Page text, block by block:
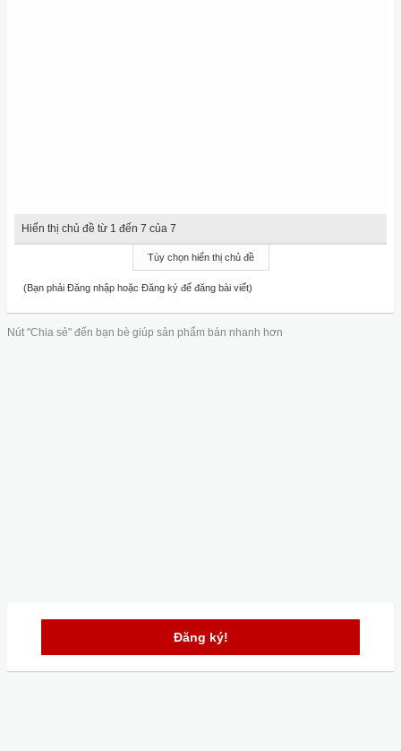
Hiển thị chủ đề từ 1 đến 7 của 7
Tùy chọn hiển thị chủ đề
(Bạn phải Đăng nhập hoặc Đăng ký để đăng bài viết)
Nút "Chia sẻ" đến bạn bè giúp sản phẩm bán nhanh hơn
Đăng ký!